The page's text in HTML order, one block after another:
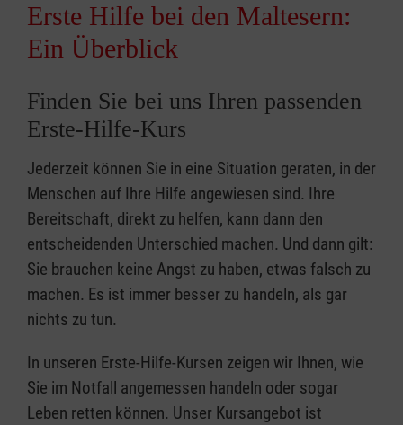
Erste Hilfe bei den Maltesern:
Ein Überblick
Finden Sie bei uns Ihren passenden
Erste-Hilfe-Kurs
Jederzeit können Sie in eine Situation geraten, in der
Menschen auf Ihre Hilfe angewiesen sind. Ihre
Bereitschaft, direkt zu helfen, kann dann den
entscheidenden Unterschied machen. Und dann gilt:
Sie brauchen keine Angst zu haben, etwas falsch zu
machen. Es ist immer besser zu handeln, als gar
nichts zu tun.
In unseren Erste-Hilfe-Kursen zeigen wir Ihnen, wie
Sie im Notfall angemessen handeln oder sogar
Leben retten können. Unser Kursangebot ist